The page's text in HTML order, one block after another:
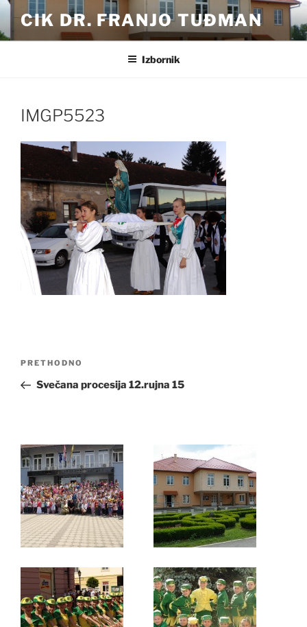
Preskoči
sadržaj
CIK DR. FRANJO TUĐMAN
Izbornik
IMGP5523
Navigacija
Prethodna
objava
PRETHODNO
Svečana procesija 12.rujna 15